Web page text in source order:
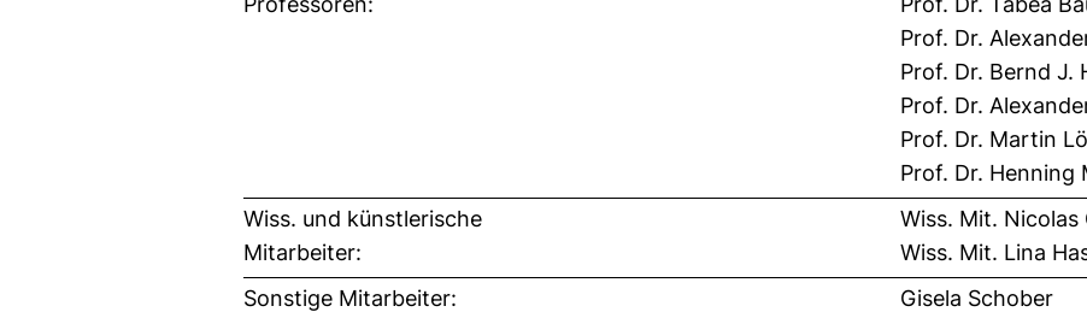
Prof. Dr.
Prof. Dr. Bernd J.
Prof. Dr.
Prof. Dr. Martin
Prof. Dr. Henning
Wiss. und künstlerische
Mitarbeiter:
Wiss. Mit. Nicolas
Wiss. Mit. Lina
Sonstige Mitarbeiter:
Gisela Schober